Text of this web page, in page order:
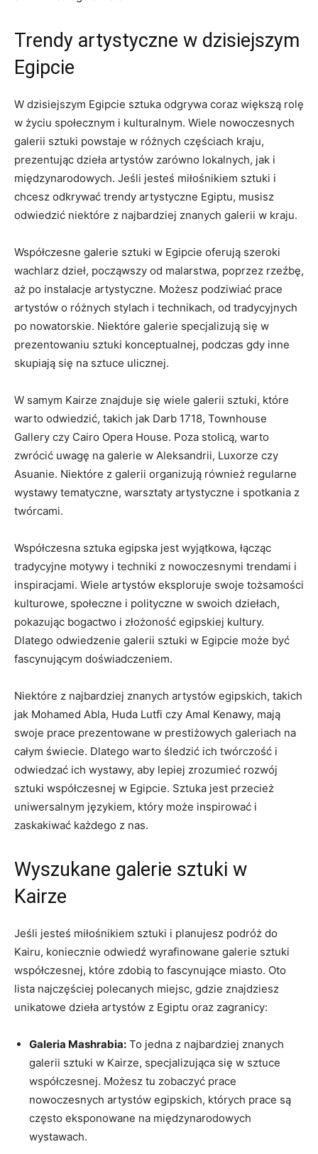
Trendy artystyczne ​w dzisiejszym
Egipcie
W dzisiejszym Egipcie sztuka odgrywa coraz większą rolę
w‍ życiu społecznym i kulturalnym. Wiele nowoczesnych
galerii sztuki powstaje w różnych częściach kraju,
prezentując dzieła artystów zarówno lokalnych, jak‌ i
międzynarodowych. Jeśli jesteś miłośnikiem ⁣sztuki i
chcesz⁤ odkrywać trendy artystyczne⁤ Egiptu, musisz
odwiedzić niektóre z najbardziej znanych galerii w kraju.
Współczesne galerie⁤ sztuki w​ Egipcie oferują szeroki
wachlarz dzieł, począwszy‍ od malarstwa, poprzez rzeźbę,
aż po instalacje artystyczne. Możesz podziwiać prace
artystów o różnych stylach i technikach,⁢ od tradycyjnych
po nowatorskie. ‌Niektóre galerie specjalizują się w
prezentowaniu⁣ sztuki konceptualnej, podczas gdy inne
skupiają się⁤ na sztuce ulicznej.
W samym Kairze znajduje się wiele galerii sztuki, które
warto odwiedzić, takich jak Darb 1718,⁢ Townhouse
‌Gallery czy Cairo Opera House. Poza stolicą, warto
zwrócić uwagę na ‍galerie⁢ w ​Aleksandrii, Luxorze czy
Asuanie. Niektóre z galerii ⁢organizują również regularne
wystawy tematyczne, warsztaty artystyczne i spotkania z
twórcami.
Współczesna sztuka egipska jest wyjątkowa, łącząc
tradycyjne motywy i ⁤techniki z nowoczesnymi trendami i
inspiracjami. Wiele artystów eksploruje swoje ​tożsamości
kulturowe, społeczne i polityczne w swoich dziełach,
pokazując bogactwo i⁢ złożoność egipskiej kultury.
Dlatego odwiedzenie galerii sztuki w Egipcie może być
fascynującym doświadczeniem.
Niektóre z⁣ najbardziej znanych artystów egipskich, takich
jak Mohamed Abla,‌ Huda Lutfi czy Amal Kenawy, mają
swoje prace prezentowane w prestiżowych galeriach na
całym świecie. ⁤Dlatego warto ‍śledzić ich twórczość i
odwiedzać ich ⁣wystawy, aby lepiej⁢ zrozumieć rozwój
sztuki współczesnej w ‌Egipcie. Sztuka⁣ jest przecież⁣
uniwersalnym językiem,​ który może inspirować i​
zaskakiwać każdego z nas.
Wyszukane‌ galerie sztuki w
Kairze
Jeśli jesteś miłośnikiem sztuki⁤ i planujesz podróż do
Kairu, koniecznie odwiedź wyrafinowane ​galerie sztuki
współczesnej,​ które zdobią to fascynujące miasto. Oto‍
lista najczęściej polecanych miejsc,​ gdzie znajdziesz
unikatowe⁣ dzieła artystów z Egiptu oraz zagranicy:
Galeria Mashrabia: To jedna z najbardziej znanych
galerii sztuki w Kairze, specjalizująca się w sztuce
współczesnej. Możesz tu zobaczyć prace
nowoczesnych artystów egipskich, których prace‍ są
często ⁤eksponowane na międzynarodowych
⁤wystawach.